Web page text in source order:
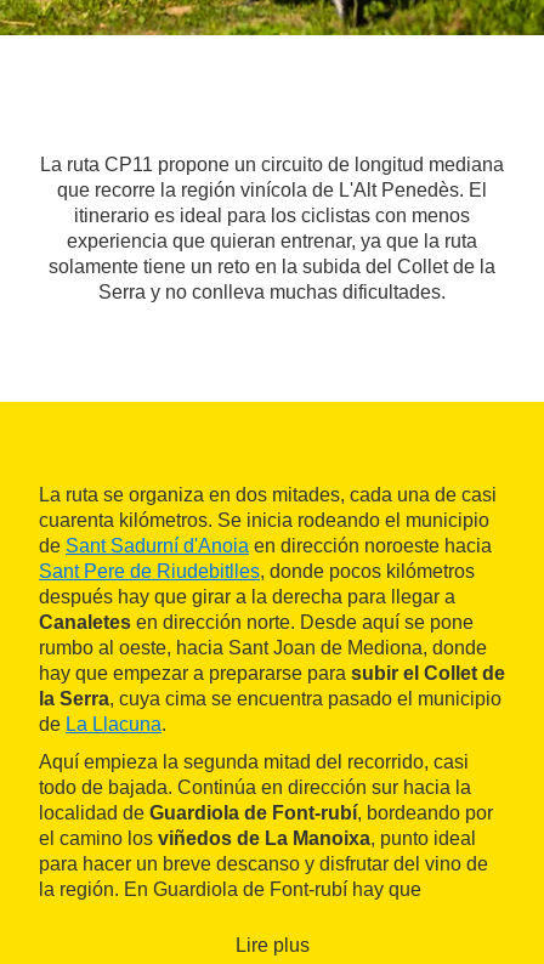
La ruta CP11 propone un circuito de longitud mediana
que recorre la región vinícola de L'Alt Penedès. El
itinerario es ideal para los ciclistas con menos
experiencia que quieran entrenar, ya que la ruta
solamente tiene un reto en la subida del Collet de la
Serra y no conlleva muchas dificultades.
La ruta se organiza en dos mitades, cada una de casi
cuarenta kilómetros. Se inicia rodeando el municipio
de Sant Sadurní d'Anoia en dirección noroeste hacia
Sant Pere de Riudebitlles, donde pocos kilómetros
después hay que girar a la derecha para llegar a
Canaletes en dirección norte. Desde aquí se pone
rumbo al oeste, hacia Sant Joan de Mediona, donde
hay que empezar a prepararse para subir el Collet de
la Serra, cuya cima se encuentra pasado el municipio
de La Llacuna.
Aquí empieza la segunda mitad del recorrido, casi
todo de bajada. Continúa en dirección sur hacia la
localidad de Guardiola de Font-rubí, bordeando por
el camino los viñedos de La Manoixa, punto ideal
para hacer un breve descanso y disfrutar del vino de
la región. En Guardiola de Font-rubí hay que
, la última parada antes de volver a Sant
Lire plus